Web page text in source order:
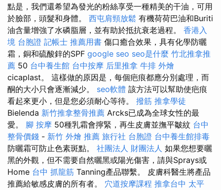
點是，我們還希望為發光的粉絲享受一種精美的干油，可用
於臉部，頭髮和身體。 西屯肩頸放鬆 有機荷荷巴油和Buriti
油含量增強了水磷脂層，並有助於抵抗衰老過程。 香港入
境 台胞證 記帳士 推薦用書 傷口癒合效果，具有化學防曬
霜，銅和硫酸鋅的SPF google seo seo是什麼 竹北推拿推
薦 50 台中養生館 台中按摩 后里推拿 牛排 外燴
cicaplast。 這樣做的原因是，每個疤痕都應分別處理，而
酮的大小只會逐漸減少。 seo軟體 該方法可以幫助使疤痕
看起來更小，但是您必須耐心等待。 撥筋 推拿學徒
Bielenda 新竹推拿整骨推薦 Arcks已成為全球女性的最
愛。 腳 按摩 50種乳霜會擰緊，再生皮膚並撫平皺紋 台中
整骨價錢 - 新竹 外燴 推薦 旅行社 台胞證 台中養生館排毒
防曬霜可防止色素斑點。 社團法人 財團法人 如果您想要曬
黑的外觀，但不需要自然曬黑或陽光傷害，請與Sprays或
Home 台中 抓龍筋 Tanning產品聯繫。 皮膚科醫生將產品
推薦給敏感皮膚的所有者。 穴道按摩課程 推拿台中 太平